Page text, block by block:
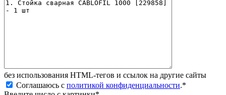
без иcпользования HTML-тегов и ссылок на другие сайты
Соглашаюсь с политикой конфиденциальности.*